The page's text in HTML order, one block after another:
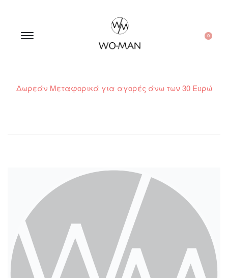
0
Δωρεάν Μεταφορικά για αγορές άνω των 30 Ευρώ